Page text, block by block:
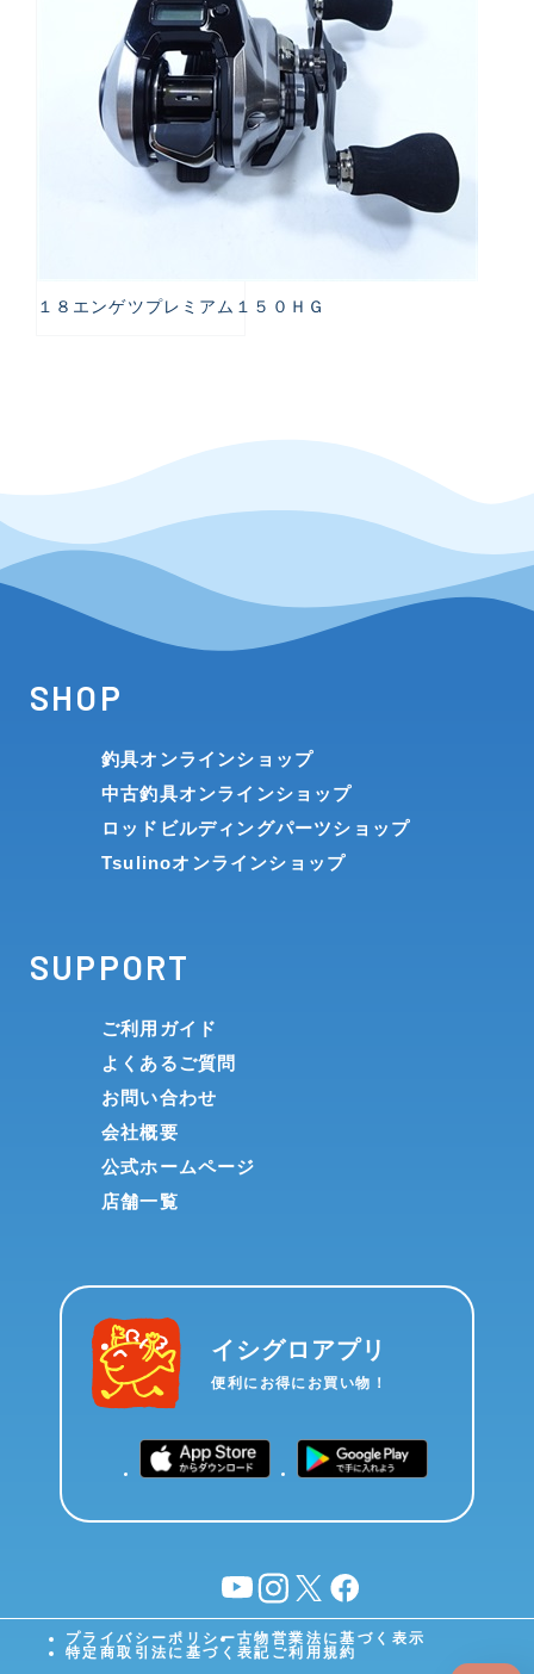
１８エンゲツプレミアム１５０ＨＧ
SHOP
釣具オンラインショップ
中古釣具オンラインショップ
ロッドビルディングパーツショップ
Tsulinoオンラインショップ
SUPPORT
ご利用ガイド
よくあるご質問
お問い合わせ
会社概要
公式ホームページ
店舗一覧
イシグロアプリ
便利にお得にお買い物！
YouTubeinstagram
X facebook
プライバシーポリシー古物営業法に基づく表示
特定商取引法に基づく表記 ご利用規約